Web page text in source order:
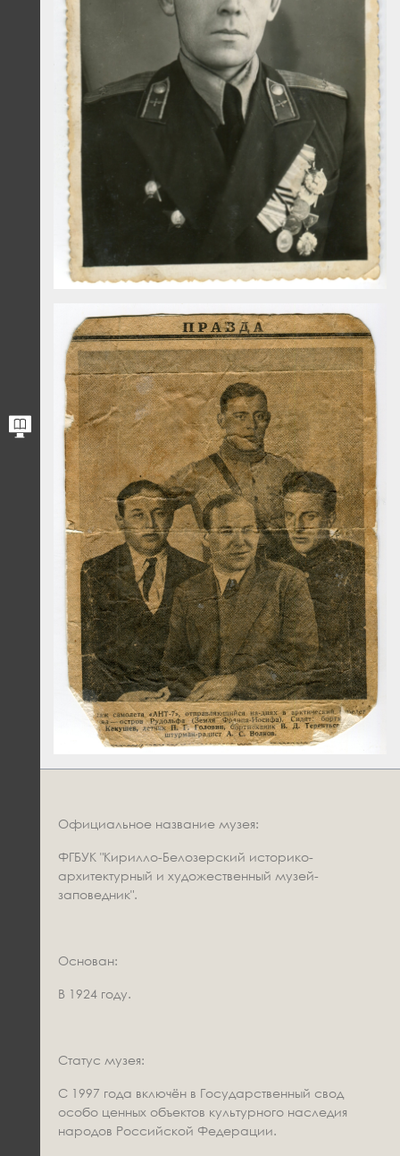
Официальное название музея:
ФГБУК "Кирилло-Белозерский историко-
архитектурный и художественный музей-
заповедник".
Основан:
В 1924 году.
Статус музея:
С 1997 года включён в Государственный свод
особо ценных объектов культурного наследия
народов Российской Федерации.